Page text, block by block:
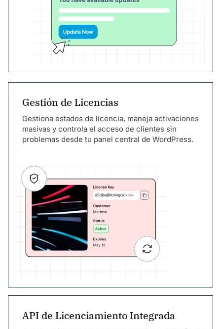
Gestión de Licencias
Gestiona estados de licencia, maneja activaciones
masivas y controla el acceso de clientes sin
problemas desde tu panel central de WordPress.
API de Licenciamiento Integrada